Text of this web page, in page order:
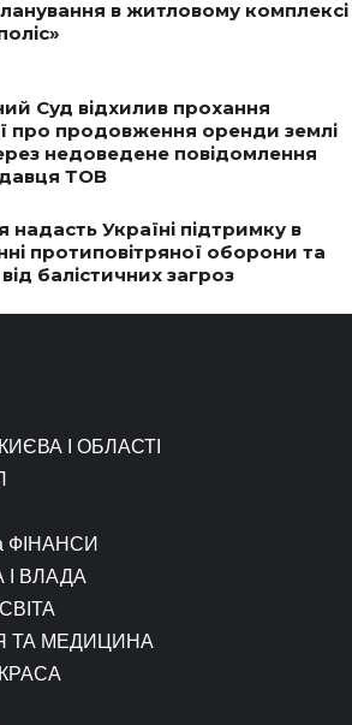
в житловому комплексі
Суд відхилив прохання
про продовження оренди землі
недоведене повідомлення
ТОВ
надасть Україні підтримку в
протиповітряної оборони та
балістичних загроз
І ОБЛАСТІ
ФІНАНСИ
І ВЛАДА
ТА МЕДИЦИНА